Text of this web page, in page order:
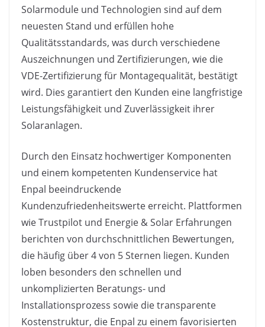
Solarmodule und Technologien sind auf dem
neuesten Stand und erfüllen hohe
Qualitätsstandards, was durch verschiedene
Auszeichnungen und Zertifizierungen, wie die
VDE-Zertifizierung für Montagequalität, bestätigt
wird. Dies garantiert den Kunden eine langfristige
Leistungsfähigkeit und Zuverlässigkeit ihrer
Solaranlagen.
Durch den Einsatz hochwertiger Komponenten
und einem kompetenten Kundenservice hat
Enpal beeindruckende
Kundenzufriedenheitswerte erreicht. Plattformen
wie Trustpilot und Energie & Solar Erfahrungen
berichten von durchschnittlichen Bewertungen,
die häufig über 4 von 5 Sternen liegen. Kunden
loben besonders den schnellen und
unkomplizierten Beratungs- und
Installationsprozess sowie die transparente
Kostenstruktur, die Enpal zu einem favorisierten